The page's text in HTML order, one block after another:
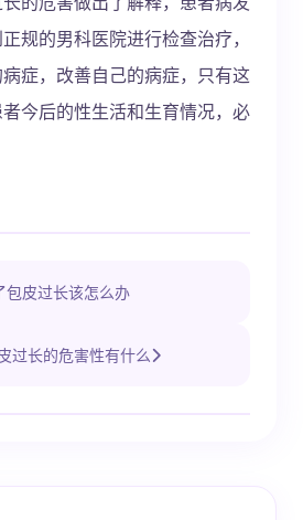
规的男科医院进行检查治疗，
症，改善自己的病症，只有这
今后的性生活和生育情况，必
包皮过长该怎么办
过长的危害性有什么